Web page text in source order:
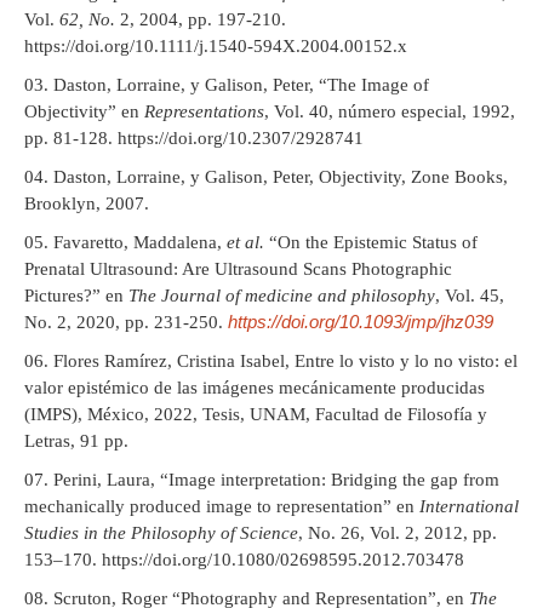
Vol. 62, No. 2, 2004, pp. 197-210.
https://doi.org/10.1111/j.1540-594X.2004.00152.x
Daston, Lorraine, y Galison, Peter, “The Image of
Objectivity” en Representations, Vol. 40, número especial, 1992,
pp. 81-128. https://doi.org/10.2307/2928741
Daston, Lorraine, y Galison, Peter, Objectivity, Zone Books,
Brooklyn, 2007.
Favaretto, Maddalena, et al. “On the Epistemic Status of
Prenatal Ultrasound: Are Ultrasound Scans Photographic
Pictures?” en The Journal of medicine and philosophy, Vol. 45,
No. 2, 2020, pp. 231-250. https://doi.org/10.1093/jmp/jhz039
Flores Ramírez, Cristina Isabel, Entre lo visto y lo no visto: el
valor epistémico de las imágenes mecánicamente producidas
(IMPS), México, 2022, Tesis, UNAM, Facultad de Filosofía y
Letras, 91 pp.
Perini, Laura, “Image interpretation: Bridging the gap from
mechanically produced image to representation” en International
Studies in the Philosophy of Science, No. 26, Vol. 2, 2012, pp.
153–170. https://doi.org/10.1080/02698595.2012.703478
Scruton, Roger “Photography and Representation”, en The